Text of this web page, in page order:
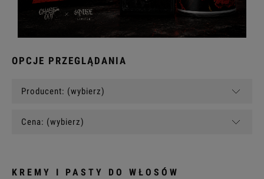
OPCJE PRZEGLĄDANIA
Producent: (wybierz)
Cena: (wybierz)
KREMY I PASTY DO WŁOSÓW